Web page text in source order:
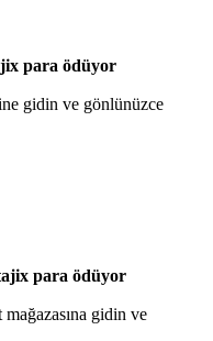
para ödüyor
gidin ve gönlünüzce
para ödüyor
gidin ve